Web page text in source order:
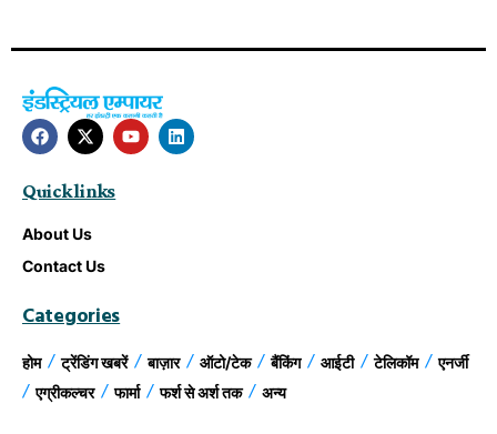
Quick links
About Us
Contact Us
Categories
होम ट्रेंडिंग खबरें बाज़ार ऑटो/टेक बैंकिंग आईटी टेलिकॉम
एनर्जी
एग्रीकल्चर
फार्मा फर्श से अर्श तक अन्य